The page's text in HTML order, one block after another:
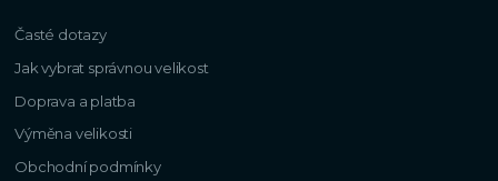
Časté dotazy
Jak vybrat správnou velikost
Doprava a platba
Výměna velikosti
Obchodní podmínky